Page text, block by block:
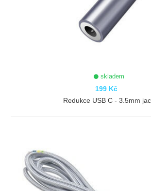
skladem
199 Kč
Redukce USB C - 3.5mm